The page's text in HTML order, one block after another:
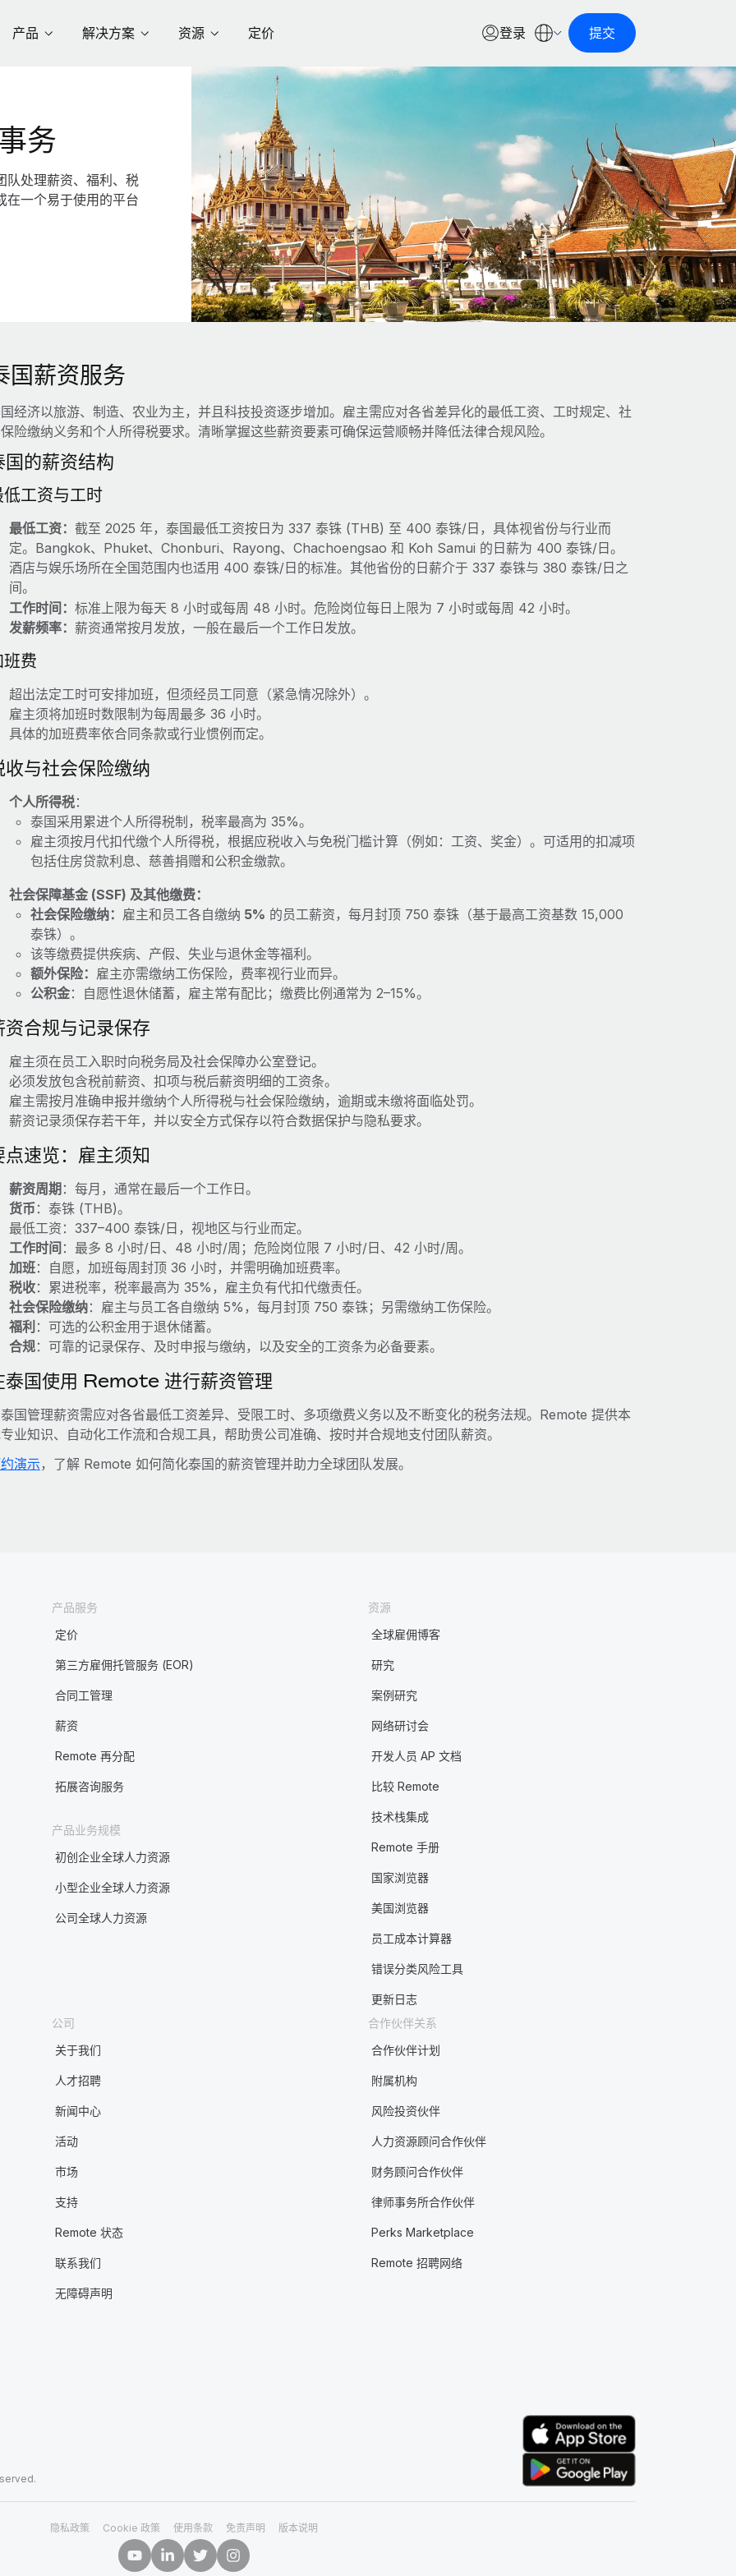
产品 解决方案 资源 定价 登录 提交
务
队处理薪资、福利、税
在一个易于使用的平台
国薪资服务
经济以旅游、制造、农业为主，并且科技投资逐步增加。雇主需应对各省差异化的最低工资、工时规定、社
险缴纳义务和个人所得税要求。清晰掌握这些薪资要素可确保运营顺畅并降低法律合规风险。
国的薪资结构
低工资与工时
最低工资： 截至 2025 年，泰国最低工资按日为 337 泰铢 (THB) 至 400 泰铢/日，具体视省份与行业而
定。Bangkok、Phuket、Chonburi、Rayong、Chachoengsao 和 Koh Samui 的日薪为 400 泰铢/日。
酒店与娱乐场所在全国范围内也适用 400 泰铢/日的标准。其他省份的日薪介于 337 泰铢与 380 泰铢/日之
间。
工作时间： 标准上限为每天 8 小时或每周 48 小时。危险岗位每日上限为 7 小时或每周 42 小时。
发薪频率： 薪资通常按月发放，一般在最后一个工作日发放。
班费
超出法定工时可安排加班，但须经员工同意（紧急情况除外）。
雇主须将加班时数限制为每周最多 36 小时。
具体的加班费率依合同条款或行业惯例而定。
收与社会保险缴纳
个人所得税：
泰国采用累进个人所得税制，税率最高为 35%。
雇主须按月代扣代缴个人所得税，根据应税收入与免税门槛计算（例如：工资、奖金）。可适用的扣减项
包括住房贷款利息、慈善捐赠和公积金缴款。
社会保障基金 (SSF) 及其他缴费：
社会保险缴纳： 雇主和员工各自缴纳 5% 的员工薪资，每月封顶 750 泰铢（基于最高工资基数 15,000
泰铢）。
该等缴费提供疾病、产假、失业与退休金等福利。
额外保险： 雇主亦需缴纳工伤保险，费率视行业而异。
公积金：自愿性退休储蓄，雇主常有配比；缴费比例通常为 2–15%。
资合规与记录保存
雇主须在员工入职时向税务局及社会保障办公室登记。
必须发放包含税前薪资、扣项与税后薪资明细的工资条。
雇主需按月准确申报并缴纳个人所得税与社会保险缴纳，逾期或未缴将面临处罚。
薪资记录须保存若干年，并以安全方式保存以符合数据保护与隐私要求。
点速览：雇主须知
薪资周期 ：每月，通常在最后一个工作日。
货币：泰铢 (THB)。
最低工资：337–400 泰铢/日，视地区与行业而定。
工作时间 ：最多 8 小时/日、48 小时/周；危险岗位限 7 小时/日、42 小时/周。
加班：自愿，加班每周封顶 36 小时，并需明确加班费率。
税收：累进税率，税率最高为 35%，雇主负有代扣代缴责任。
社会保险缴纳：雇主与员工各自缴纳 5%，每月封顶 750 泰铢；另需缴纳工伤保险。
福利 ：可选的公积金用于退休储蓄。
合规：可靠的记录保存、及时申报与缴纳，以及安全的工资条为必备要素。
泰国使用 Remote 进行薪资管理
国管理薪资需应对各省最低工资差异、受限工时、多项缴费义务以及不断变化的税务法规。Remote 提供本
业知识、自动化工作流和合规工具，帮助贵公司准确、按时并合规地支付团队薪资。
演示 ，了解 Remote 如何简化泰国的薪资管理并助力全球团队发展。
产品服务
定价
第三方雇佣托管服务 (EOR)
合同工管理
薪资
Remote 再分配
拓展咨询服务
产品业务规模
初创企业全球人力资源
小型企业全球人力资源
公司全球人力资源
资源
全球雇佣博客
研究
案例研究
网络研讨会
开发人员 AP 文档
比较 Remote
技术栈集成
Remote 手册
国家浏览器
美国浏览器
员工成本计算器
错误分类风险工具
更新日志
公司
关于我们
人才招聘
新闻中心
活动
市场
支持
Remote 状态
联系我们
无障碍声明
合作伙伴关系
合作伙伴计划
附属机构
风险投资伙伴
人力资源顾问合作伙伴
财务顾问合作伙伴
律师事务所合作伙伴
Perks Marketplace
Remote 招聘网络
隐私政策 Cookie 政策 使用条款 免责声明 版本说明